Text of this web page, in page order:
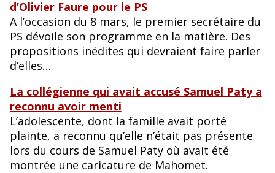
d’Olivier Faure pour le PS
A l’occasion du 8 mars, le premier secrétaire du
PS dévoile son programme en la matière. Des
propositions inédites qui devraient faire parler
d’elles…
La collégienne qui avait accusé Samuel Paty a
reconnu avoir menti
L’adolescente, dont la famille avait porté
plainte, a reconnu qu’elle n’était pas présente
lors du cours de Samuel Paty où avait été
montrée une caricature de Mahomet.